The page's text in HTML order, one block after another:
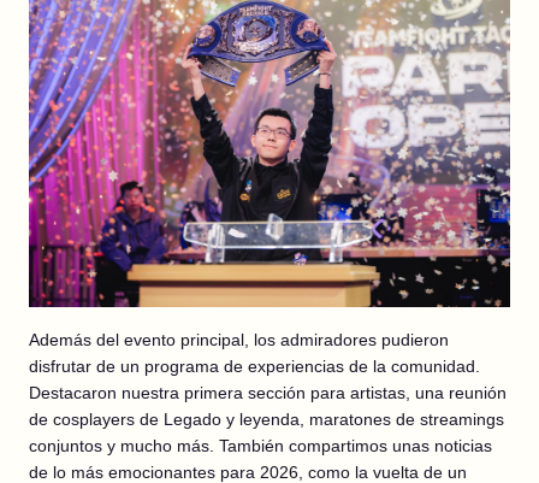
Además del evento principal, los admiradores pudieron
disfrutar de un programa de experiencias de la comunidad.
Destacaron nuestra primera sección para artistas, una reunión
de cosplayers de Legado y leyenda, maratones de streamings
conjuntos y mucho más. También compartimos unas noticias
de lo más emocionantes para 2026, como la vuelta de un